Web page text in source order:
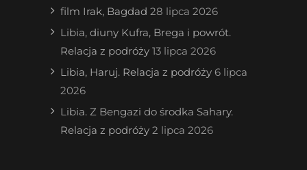
film Irak, Bagdad 28 lipca 2026
Libia, diuny Kufra, Brega i powrót.
Relacja z podróży 13 lipca 2026
Libia, Haruj. Relacja z podróży 6 lipca
2026
Libia. Z Bengazi do środka Sahary.
Relacja z podróży 2 lipca 2026